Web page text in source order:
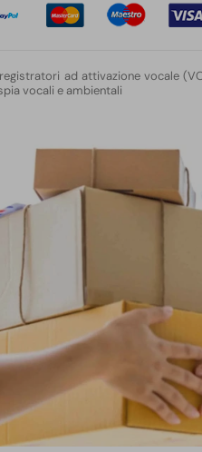
ad attivazione vocale
vocali e ambientali